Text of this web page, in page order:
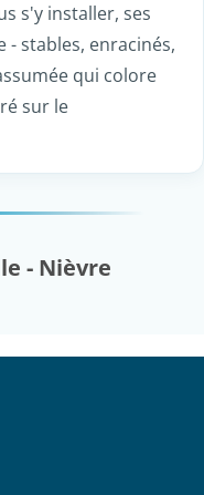
s'y installer, ses
stables, enracinés,
qui colore
sur le
- Nièvre